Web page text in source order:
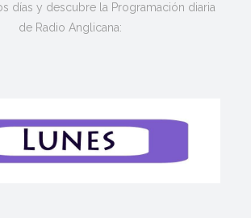
días y descubre la Programación diaria
de Radio Anglicana: